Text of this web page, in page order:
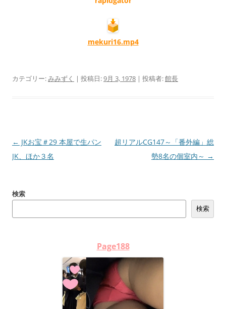
mekuri16.mp4
カテゴリー:みみずく | 投稿日:9月 3, 1978 | 投稿者:館長
投
稿
ゲ
← JKお宝＃29 本屋で生パン
JK、ほか３名
超リアルCG147～「番外編」総
勢8名の個室内～ →
検索
検索
Page188